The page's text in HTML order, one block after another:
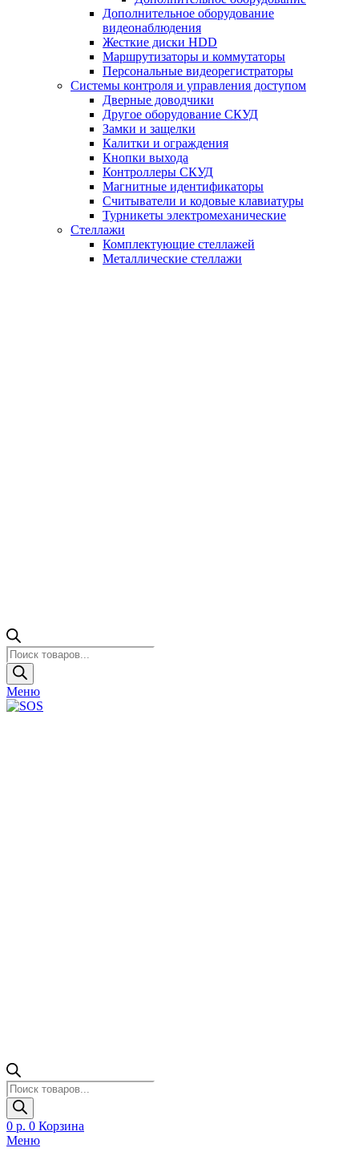
Дополнительное оборудование
видеонаблюдения
Жесткие диски HDD
Маршрутизаторы и коммутаторы
Персональные видеорегистраторы
Системы контроля и управления доступом
Дверные доводчики
Другое оборудование СКУД
Замки и защелки
Калитки и ограждения
Кнопки выхода
Контроллеры СКУД
Магнитные идентификаторы
Считыватели и кодовые клавиатуры
Турникеты электромеханические
Стеллажи
Комплектующие стеллажей
Металлические стеллажи
Поиск
товаров
Меню
Поиск
товаров
0 р. 0 Корзина
Меню